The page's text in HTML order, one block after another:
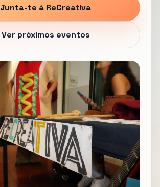
Junta-te à ReCreativa
Ver próximos eventos